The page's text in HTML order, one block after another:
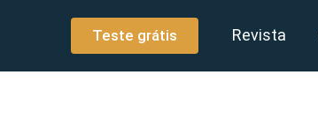
Teste grátis Revista